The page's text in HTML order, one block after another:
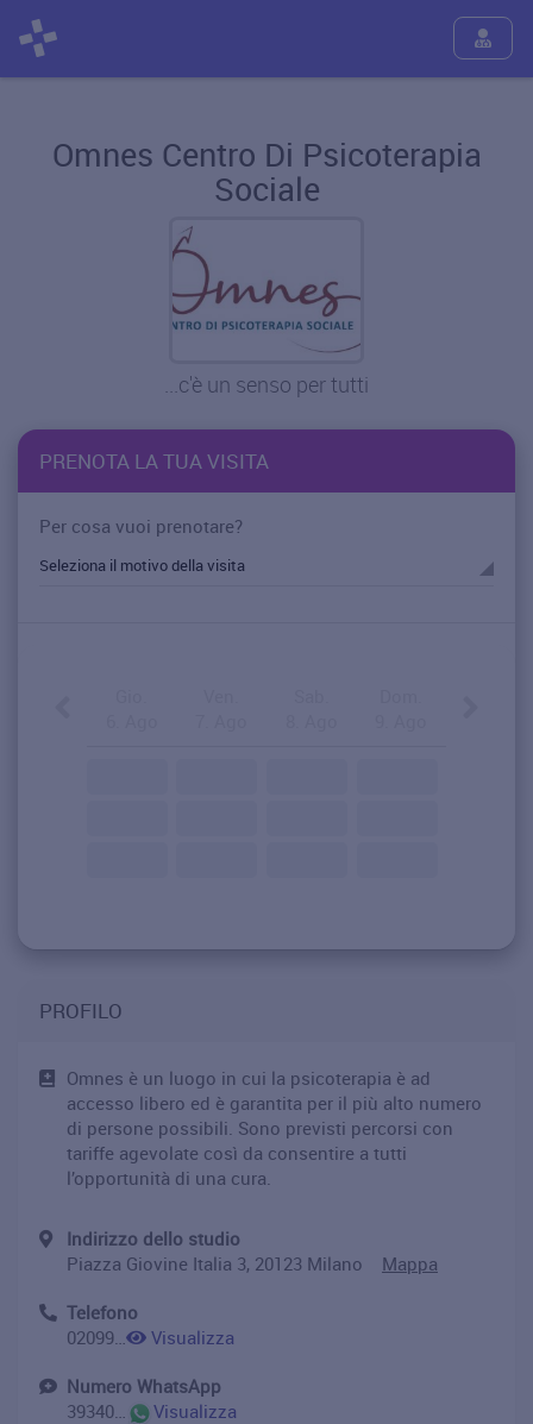
Omnes Centro Di Psicoterapia
Sociale
...c'è un senso per tutti
PRENOTA LA TUA VISITA
Per cosa vuoi prenotare?
PROFILO
Omnes è un luogo in cui la psicoterapia è ad
accesso libero ed è garantita per il più alto numero
di persone possibili. Sono previsti percorsi con
tariffe agevolate così da consentire a tutti
l’opportunità di una cura.
Indirizzo dello studio
Piazza Giovine Italia 3, 20123 Milano Mappa
Telefono
0209945878
Visualizza
Numero WhatsApp
393406267287
Visualizza